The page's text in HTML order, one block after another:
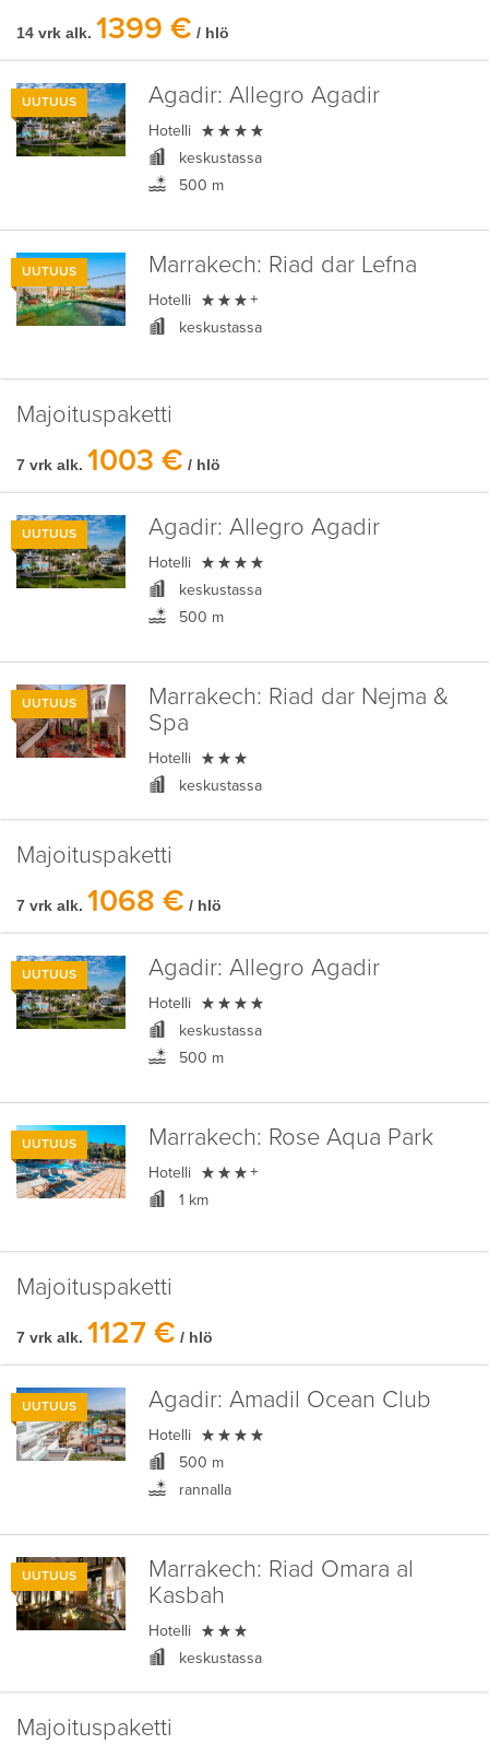
14 vrk alk. 1399 € / hlö
UUTUUS Agadir: Allegro Agadir
Hotelli 
keskustassa
500 m
UUTUUS Marrakech: Riad dar Lefna
Hotelli  +
keskustassa
Majoituspaketti
7 vrk alk. 1003 € / hlö
UUTUUS Agadir: Allegro Agadir
Hotelli 
keskustassa
500 m
UUTUUS Marrakech: Riad dar Nejma &
Spa
Hotelli 
keskustassa
Majoituspaketti
7 vrk alk. 1068 € / hlö
UUTUUS Agadir: Allegro Agadir
Hotelli 
keskustassa
500 m
UUTUUS Marrakech: Rose Aqua Park
Hotelli  +
1 km
Majoituspaketti
7 vrk alk. 1127 € / hlö
UUTUUS Agadir: Amadil Ocean Club
Hotelli 
500 m
rannalla
UUTUUS Marrakech: Riad Omara al
Kasbah
Hotelli 
keskustassa
Majoituspaketti